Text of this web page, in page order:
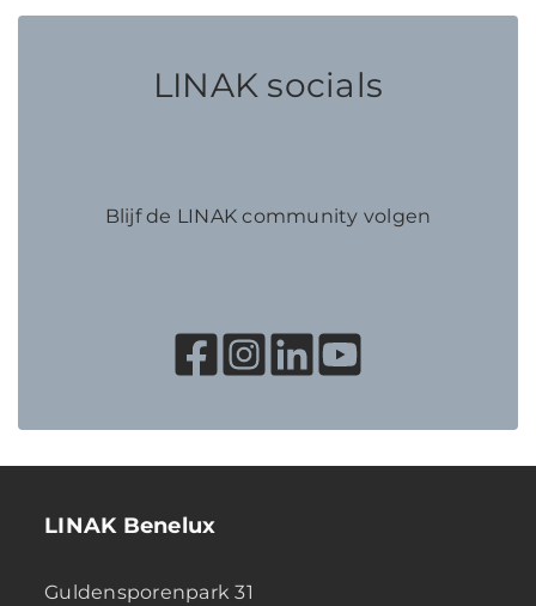
LINAK socials
Blijf de LINAK community volgen
LINAK Benelux
Guldensporenpark 31